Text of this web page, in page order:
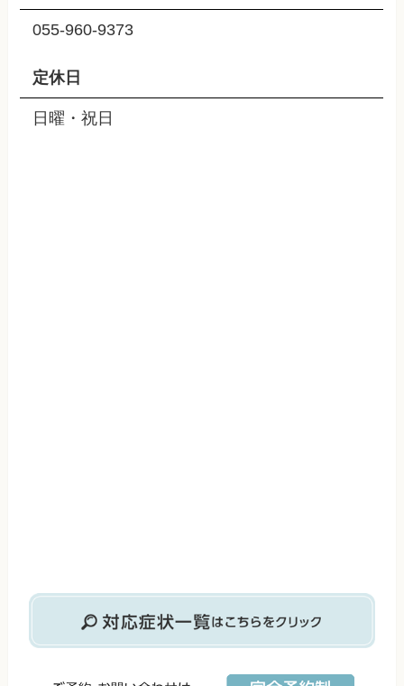
055-960-9373
定休日
日曜・祝日